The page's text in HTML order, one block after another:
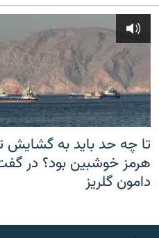
تا چه حد باید به گشایش
هرمز خوشبین بود؟ در
دامون گلریز